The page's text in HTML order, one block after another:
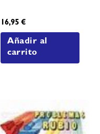
16,95€
Añadir al
carrito